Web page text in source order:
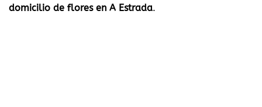
domicilio de flores en A Estrada.